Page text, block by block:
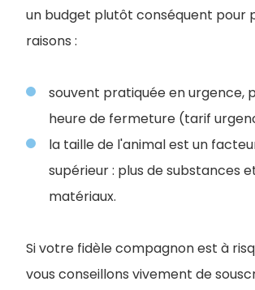
un budget plutôt conséquent pour
raisons :
souvent pratiquée en urgence,
heure de fermeture (tarif
la taille de l'animal est un
supérieur : plus de substances
matériaux.
Si votre fidèle compagnon est à
vous conseillons vivement de